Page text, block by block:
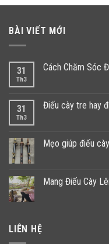
BÀI VIẾT MỚI
31
Th3
Cách Chăm Sóc
31
Th3
Điếu cày tre hay
Mẹo giúp điếu
Mang Điếu Cày
LIÊN HỆ